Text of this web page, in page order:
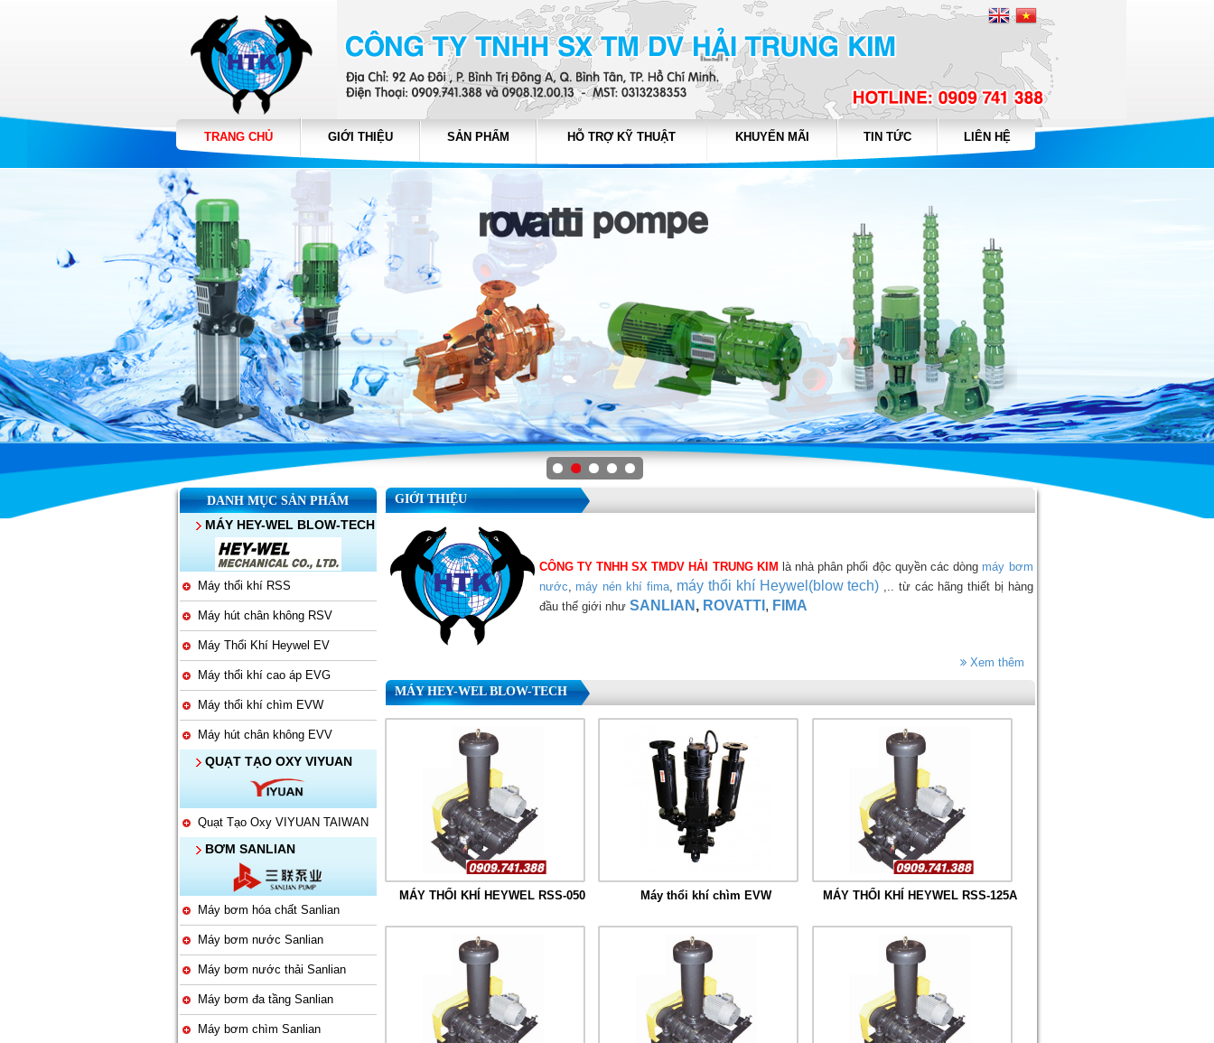
TRANG CHỦ GIỚI THIỆU SẢN PHẨM HỖ TRỢ KỸ THUẬT KHUYẾN MÃI TIN TỨC LIÊN HỆ
DANH MỤC SẢN PHẨM
MÁY HEY-WEL BLOW-TECH
Máy thổi khí RSS
Máy hút chân không RSV
Máy Thổi Khí Heywel EV
Máy thổi khí cao áp EVG
Máy thổi khí chìm EVW
Máy hút chân không EVV
QUẠT TẠO OXY VIYUAN
Quạt Tạo Oxy VIYUAN TAIWAN
BƠM SANLIAN
Máy bơm hóa chất Sanlian
Máy bơm nước Sanlian
Máy bơm nước thải Sanlian
Máy bơm đa tầng Sanlian
Máy bơm chìm Sanlian
GIỚI THIỆU
CÔNG TY TNHH SX TMDV HẢI TRUNG KIM là nhà phân phối độc quyền các dòng máy bơm
nước, máy nén khí fima, máy thổi khí Heywel(blow tech) ,.. từ các hãng thiết bị hàng
đầu thế giới như SANLIAN , ROVATTI , FIMA
Xem thêm
MÁY HEY-WEL BLOW-TECH
MÁY THỔI KHÍ HEYWEL RSS-050 Máy thổi khí chìm EVW MÁY THỔI KHÍ HEYWEL RSS-125A